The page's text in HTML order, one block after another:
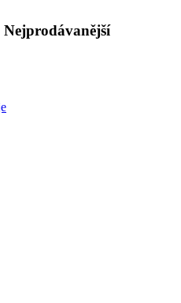
Nejprodávanější